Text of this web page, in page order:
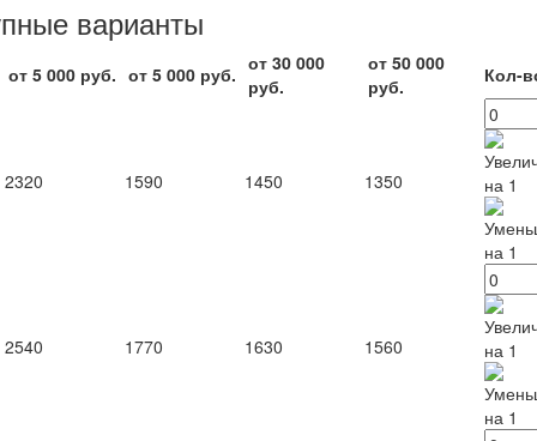
варианты
от 5 000 руб. от 5 000 руб. от 30 000
руб.
от 50 000
руб.
Кол-
2320 1590 1450 1350
2540 1770 1630 1560